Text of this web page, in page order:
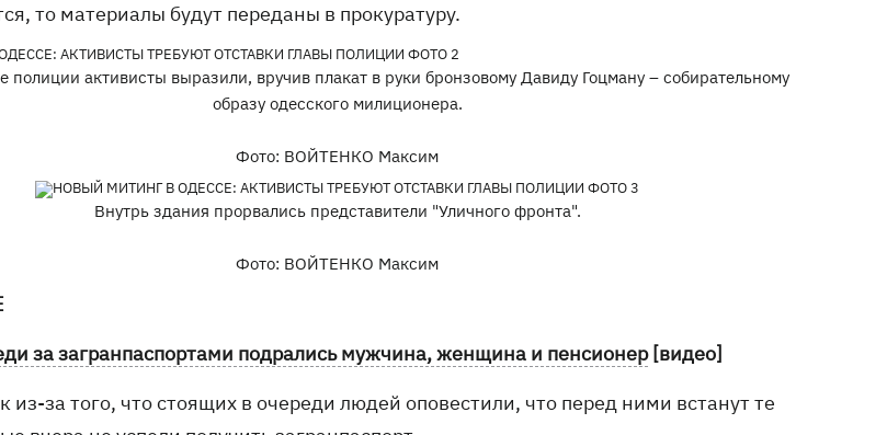
то материалы будут переданы в прокуратуру.
полиции активисты выразили, вручив плакат в руки бронзовому Давиду Гоцману – собирательному
образу одесского милиционера.
Фото: ВОЙТЕНКО Максим
Внутрь здания прорвались представители "Уличного фронта".
Фото: ВОЙТЕНКО Максим
за загранпаспортами подрались мужчина, женщина и пенсионер[видео]
из-за того, что стоящих в очереди людей оповестили, что перед ними встанут те